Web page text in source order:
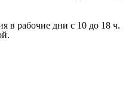
в рабочие дни с 10 до 18 ч.